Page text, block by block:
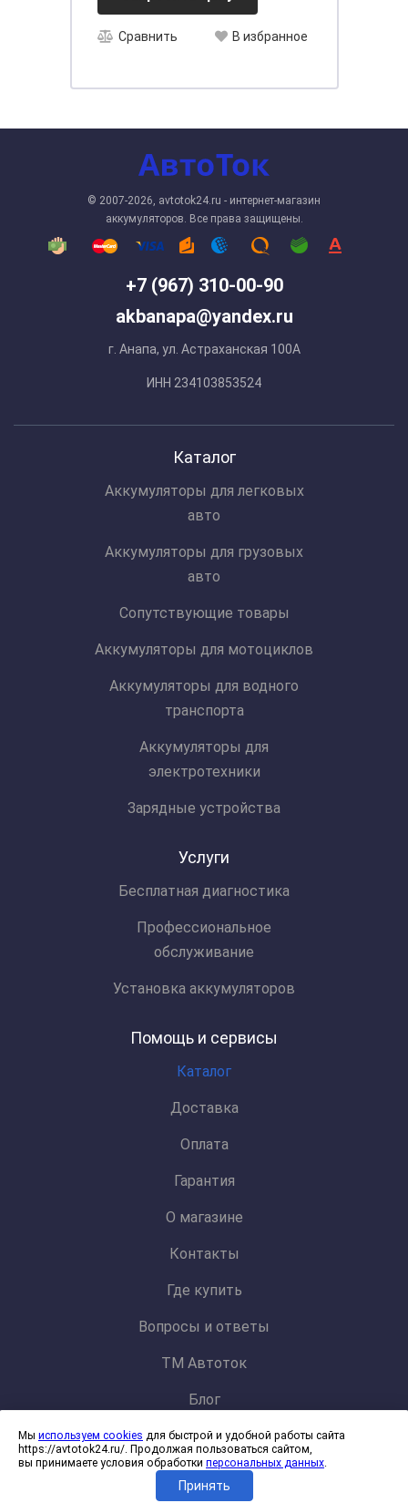
Сравнить В избранное
+7 (967) 310-00-90
akbanapa@yandex.ru
г. Анапа, ул. Астраханская 100А
ИНН 234103853524
© 2007-2026, avtotok24.ru - интернет-магазин
аккумуляторов. Все права защищены.
Каталог
Аккумуляторы для легковых
авто
Аккумуляторы для грузовых
авто
Сопутствующие товары
Аккумуляторы для мотоциклов
Аккумуляторы для водного
транспорта
Аккумуляторы для
электротехники
Зарядные устройства
Услуги
Бесплатная диагностика
Профессиональное
обслуживание
Установка аккумуляторов
Помощь и сервисы
Каталог
Доставка
Оплата
Гарантия
О магазине
Контакты
Где купить
Вопросы и ответы
ТМ Автоток
Блог
Политика конфиденциальности и обработки персональных данных
Согласие на обработку файлов cookies
Мы используем cookies для быстрой и удобной работы сайта
https://avtotok24.ru/. Продолжая пользоваться сайтом,
вы принимаете условия обработки персональных данных.
Принять